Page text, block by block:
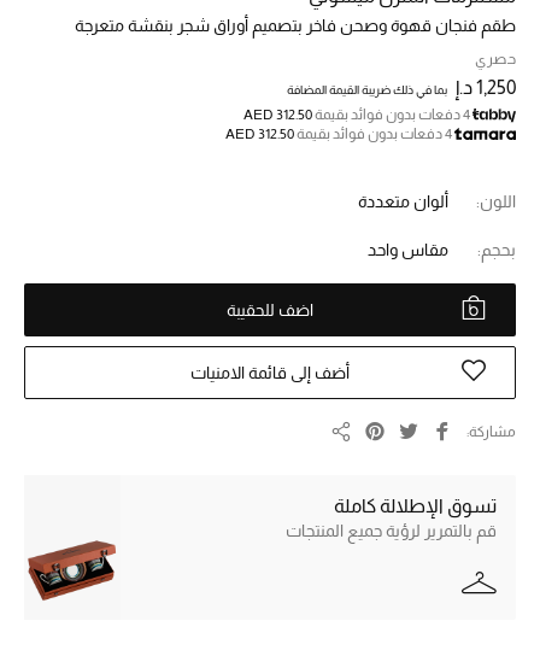
خصم حتى 70%
تسوقوا الآن
ما وصلنا حديثاً
ما وصلنا حديثاً
النساء
أحذية النسائية
الرجال
طقم فنجان قهوة وصحن فاخر بتصميم أوراق شجر بنقشة متعرجة
حصري
1,250 د.إ بما في ذلك ضريبة القيمة المضافة
4 دفعات بدون فوائد بقيمة
AED 312.50
4 دفعات بدون فوائد بقيمة
AED 312.50
اللون: ألوان متعددة
بحجم: مقاس واحد
اضف للحقيبة
أضف إلى قائمة الامنيات
مشاركة
تسوق الإطلالة كاملة
قم بالتمرير لرؤية جميع المنتجات